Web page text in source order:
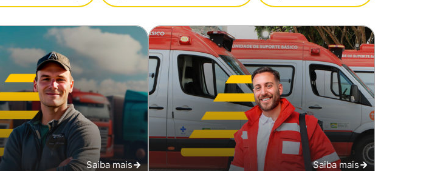
Salvar
Saiba mais Saiba mais